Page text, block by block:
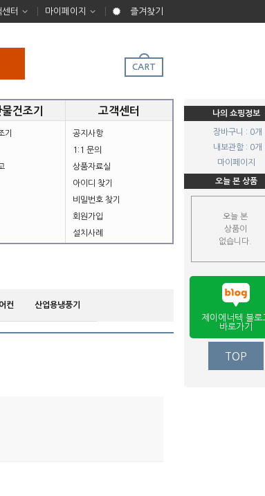
터 마이페이지 즐겨찾기
CART
나의 쇼핑정보
장바구니 : 0개
내보관함 : 0개
마이페이지
오늘 본 상품
오늘 본
상품이
없습니다.
제이에너텍 블로
바로가기
TOP
건조기
기
고객센터
공지사항
1:1 문의
상품자료실
아이디 찾기
비밀번호 찾기
회원가입
설치사례
컨 산업용냉풍기